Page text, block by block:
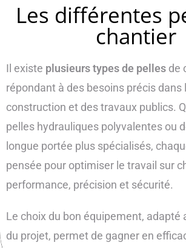
Les différentes
chantier
Il existe plusieurs types de pelles de
répondant à des besoins précis dans
construction et des travaux publics.
pelles hydrauliques polyvalentes ou
longue portée plus spécialisés,
pensée pour optimiser le travail sur
performance, précision et sécurité.
Le choix du bon équipement, adapté
du projet, permet de gagner en